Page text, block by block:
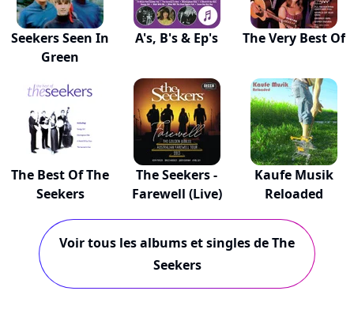
Seekers Seen In
Green
A's, B's & Ep's The Very Best Of
The Best Of The
Seekers
The Seekers -
Farewell (Live)
Kaufe Musik
Reloaded
Voir tous les albums et singles de The
Seekers